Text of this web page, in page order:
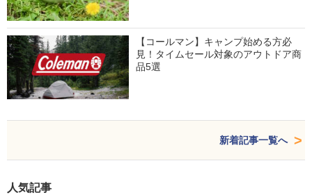
【コールマン】キャンプ始める方必
見！タイムセール対象のアウトドア商
品5選
新着記事一覧へ
人気記事